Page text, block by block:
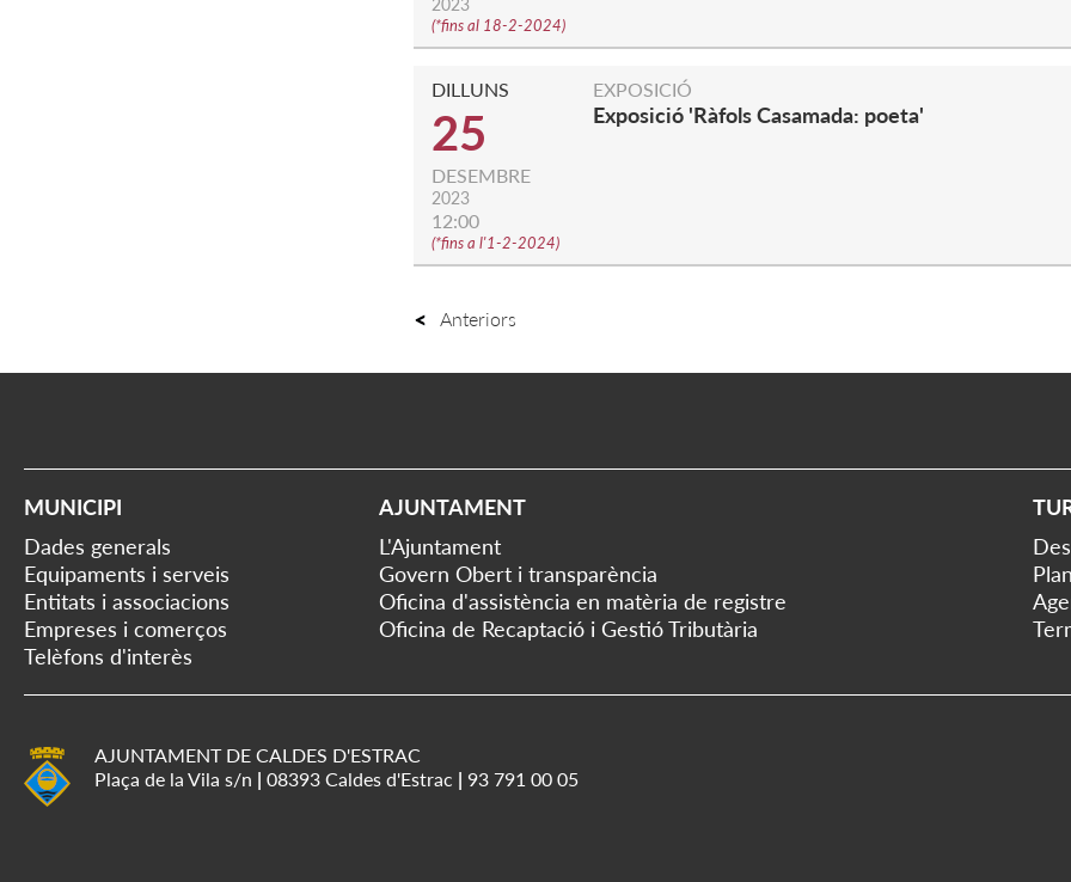
2023
(*fins al 18-2-2024)
DILLUNS
25
DESEMBRE
2023
12:00
(*fins a l'1-2-2024)
EXPOSICIÓ
Exposició 'Ràfols Casamada: poeta'
Anteriors
MUNICIPI
Dades generals
Equipaments i serveis
Entitats i associacions
Empreses i comerços
Telèfons d'interès
AJUNTAMENT
L'Ajuntament
Govern Obert i transparència
Oficina d'assistència en matèria de registre
Oficina de Recaptació i Gestió Tributària
AJUNTAMENT DE CALDES D'ESTRAC
Plaça de la Vila s/n | 08393 Caldes d'Estrac | 93 791 00 05